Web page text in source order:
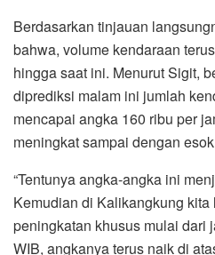
Berdasarkan tinjauan
bahwa, volume kendaraan
hingga saat ini. Menurut Sigit,
diprediksi malam ini jumlah
mencapai angka 160 ribu per
meningkat sampai dengan
“Tentunya angka-angka ini
Kemudian di Kalikangkung kita
peningkatan khusus mulai dari
WIB, angkanya terus naik di